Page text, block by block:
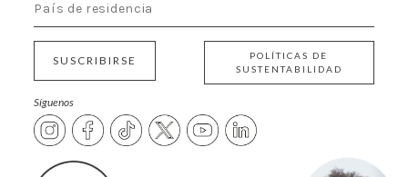
SUSCRIBIRSE
POLÍTICAS DE
SUSTENTABILIDAD
Síguenos